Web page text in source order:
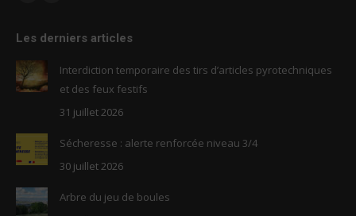
opens
in
new
opens
new
window
Les derniers articles
Interdiction temporaire des tirs d’articles pyrotechniques
et des feux festifs
31 juillet 2026
Sécheresse : alerte renforcée niveau 3/4
30 juillet 2026
Arbre du jeu de boules